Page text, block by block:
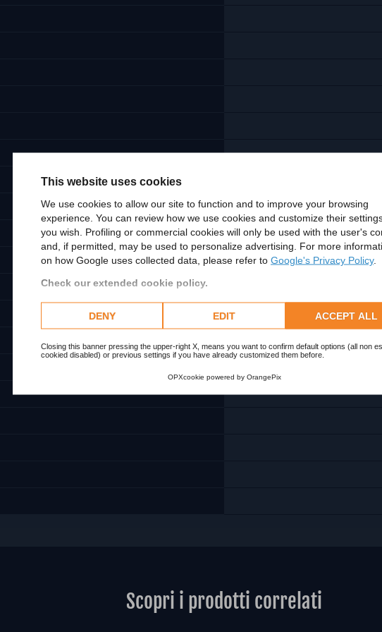
This website uses cookies
We use cookies to allow our site to function and to improve your browsing
experience. You can review how we use cookies and customize their
you wish. Profiling or commercial cookies will only be used with the user's
and, if permitted, may be used to personalize advertising. For more
on how Google uses collected data, please refer to Google's Privacy Policy.
Check our extended cookie policy.
DENY EDIT ACCEPT ALL
Closing this banner pressing the upper-right X, means you want to confirm default options (all non
cookied disabled) or previous settings if you have already customized them before.
OPXcookie powered by OrangePix
Scopri i prodotti correlati